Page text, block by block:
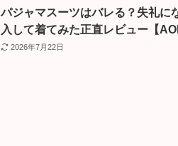
パジャマスーツはバレる？失礼に
入して着てみた正直レビュー【
2026年7月22日